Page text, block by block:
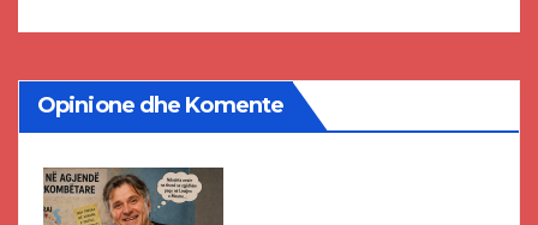
Opinione dhe Komente